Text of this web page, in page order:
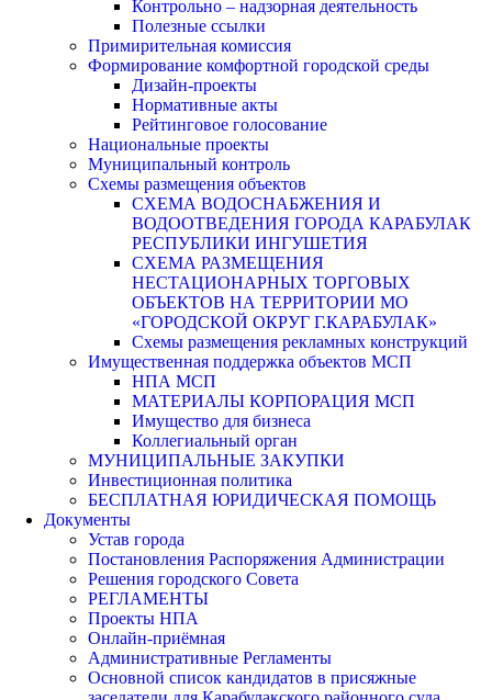
Контрольно – надзорная деятельность
Полезные ссылки
Примирительная комиссия
Формирование комфортной городской среды
Дизайн-проекты
Нормативные акты
Рейтинговое голосование
Национальные проекты
Муниципальный контроль
Схемы размещения объектов
СХЕМА ВОДОСНАБЖЕНИЯ И
ВОДООТВЕДЕНИЯ ГОРОДА КАРАБУЛАК
РЕСПУБЛИКИ ИНГУШЕТИЯ
СХЕМА РАЗМЕЩЕНИЯ
НЕСТАЦИОНАРНЫХ ТОРГОВЫХ
ОБЪЕКТОВ НА ТЕРРИТОРИИ МО
«ГОРОДСКОЙ ОКРУГ Г.КАРАБУЛАК»
Схемы размещения рекламных конструкций
Имущественная поддержка объектов МСП
НПА МСП
МАТЕРИАЛЫ КОРПОРАЦИЯ МСП
Имущество для бизнеса
Коллегиальный орган
МУНИЦИПАЛЬНЫЕ ЗАКУПКИ
Инвестиционная политика
БЕСПЛАТНАЯ ЮРИДИЧЕСКАЯ ПОМОЩЬ
Документы
Устав города
Постановления Распоряжения Администрации
Решения городского Совета
РЕГЛАМЕНТЫ
Проекты НПА
Онлайн-приёмная
Административные Регламенты
Основной список кандидатов в присяжные